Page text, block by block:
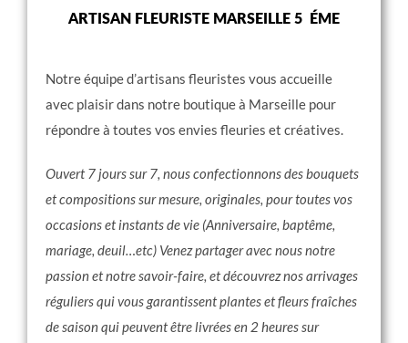
ARTISAN FLEURISTE MARSEILLE 5 ÉME
Notre équipe d’artisans fleuristes vous accueille
avec plaisir dans notre boutique à Marseille pour
répondre à toutes vos envies fleuries et créatives.
Ouvert 7 jours sur 7, nous confectionnons des bouquets
et compositions sur mesure, originales, pour toutes vos
occasions et instants de vie (Anniversaire, baptême,
mariage, deuil…etc) Venez partager avec nous notre
passion et notre savoir-faire, et découvrez nos arrivages
réguliers qui vous garantissent plantes et fleurs fraîches
de saison qui peuvent être livrées en 2 heures sur